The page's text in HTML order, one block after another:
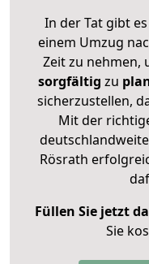
In der Tat gibt
einem Umzug
Zeit zu nehmen,
sorgfältig zu
sicherzustellen,
Mit der
Rösrath
Füllen Sie jetzt
Sie